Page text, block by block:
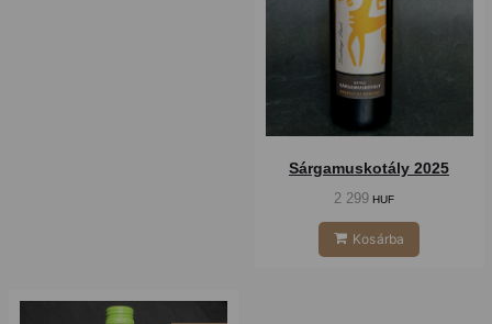
Sárgamuskotály 2025
2 299HUF
Kosárba